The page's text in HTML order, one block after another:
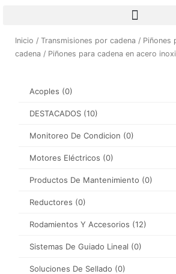
Inicio / Transmisiones por cadena / Piñones
cadena / Piñones para cadena en acero
Acoples (0)
DESTACADOS (10)
Monitoreo De Condicion (0)
Motores Eléctricos (0)
Productos De Mantenimiento (0)
Reductores (0)
Rodamientos Y Accesorios (12)
Sistemas De Guiado Lineal (0)
Soluciones De Sellado (0)